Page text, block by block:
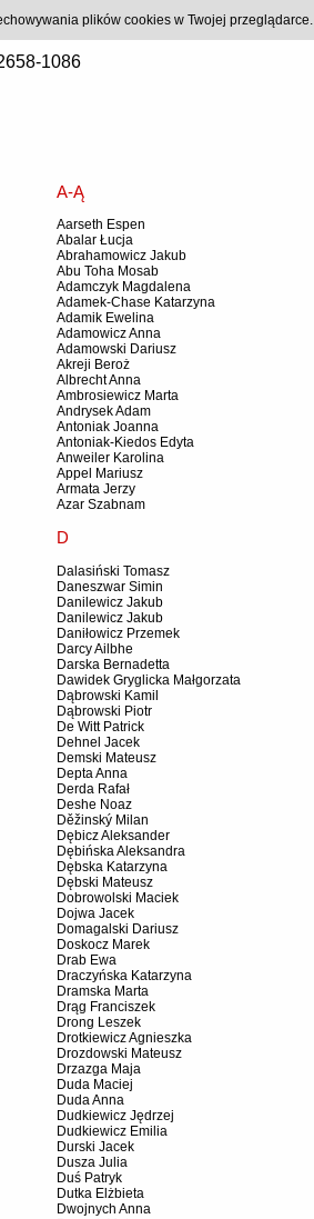
1086
A-Ą
Aarseth Espen
Abalar Łucja
Abrahamowicz Jakub
Abu Toha Mosab
Adamczyk Magdalena
Adamek-Chase Katarzyna
Adamik Ewelina
Adamowicz Anna
Adamowski Dariusz
Akreji Beroż
Albrecht Anna
Ambrosiewicz Marta
Andrysek Adam
Antoniak Joanna
Antoniak-Kiedos Edyta
Anweiler Karolina
Appel Mariusz
Armata Jerzy
Azar Szabnam
D
Dalasiński Tomasz
Daneszwar Simin
Danilewicz Jakub
Danilewicz Jakub
Daniłowicz Przemek
Darcy Ailbhe
Darska Bernadetta
Dawidek Gryglicka Małgorzata
Dąbrowski Kamil
Dąbrowski Piotr
De Witt Patrick
Dehnel Jacek
Demski Mateusz
Depta Anna
Derda Rafał
Deshe Noaz
Děžinský Milan
Dębicz Aleksander
Dębińska Aleksandra
Dębska Katarzyna
Dębski Mateusz
Dobrowolski Maciek
Dojwa Jacek
Domagalski Dariusz
Doskocz Marek
Drab Ewa
Draczyńska Katarzyna
Dramska Marta
Drąg Franciszek
Drong Leszek
Drotkiewicz Agnieszka
Drozdowski Mateusz
Drzazga Maja
Duda Maciej
Duda Anna
Dudkiewicz Jędrzej
Dudkiewicz Emilia
Durski Jacek
Dusza Julia
Duś Patryk
Dutka Elżbieta
Dwojnych Anna
plików cookies w Twojej przeglądarce.